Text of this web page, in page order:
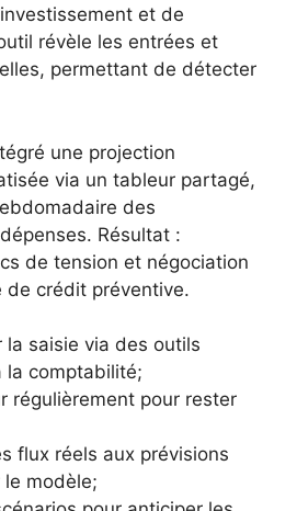
et de
révèle les entrées et
permettant de détecter
une projection
via un tableur partagé,
des
Résultat :
de tension et négociation
de crédit préventive.
la saisie via des outils
la comptabilité;
régulièrement pour rester
flux réels aux prévisions
modèle;